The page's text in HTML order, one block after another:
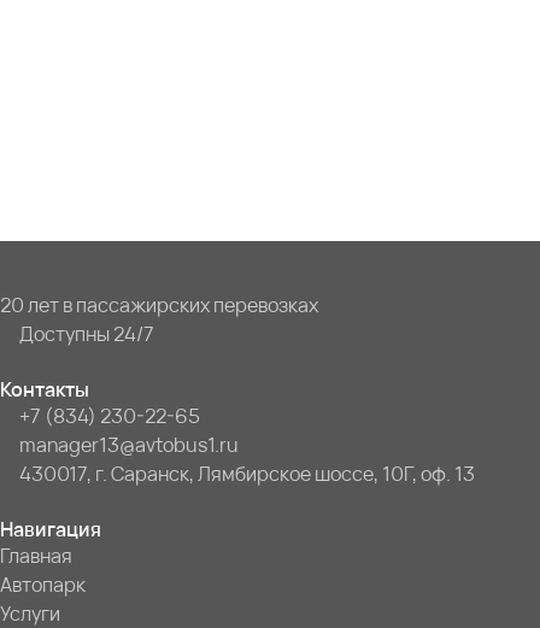
20 лет в пассажирских перевозках
Доступны 24/7
Контакты
+7 (834) 230-22-65
manager13@avtobus1.ru
430017, г. Саранск, Лямбирское шоссе, 10Г, оф. 13
Навигация
Главная
Автопарк
Услуги